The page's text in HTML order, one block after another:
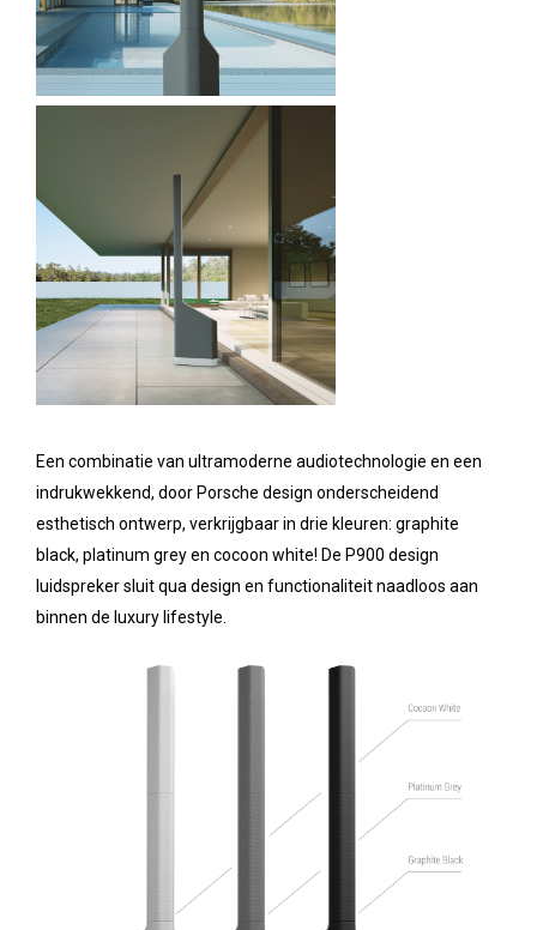
Een combinatie van ultramoderne audiotechnologie en een
indrukwekkend, door Porsche design onderscheidend
esthetisch ontwerp, verkrijgbaar in drie kleuren: graphite
black, platinum grey en cocoon white! De P900 design
luidspreker sluit qua design en functionaliteit naadloos aan
binnen de luxury lifestyle.